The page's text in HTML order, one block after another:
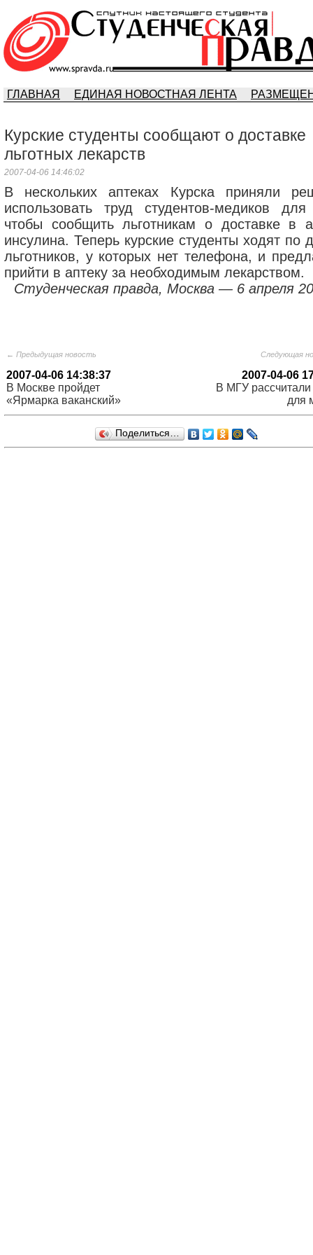
ГЛАВНАЯ ЕДИНАЯ НОВОСТНАЯ ЛЕНТА
Курские студенты сообщают о доставке
льготных лекарств
2007-04-06 14:46:02
В нескольких аптеках Курска приняли
использовать труд студентов-медиков для
чтобы сообщить льготникам о доставке в
инсулина. Теперь курские студенты ходят по
льготников, у которых нет телефона, и
прийти в аптеку за необходимым лекарством.
Студенческая правда, Москва — 6 апреля
← Предыдущая новость
2007-04-06 14:38:37
В Москве пройдет
«Ярмарка ваканский»
Следующая
2007-04-06
В МГУ
для
Поделиться…